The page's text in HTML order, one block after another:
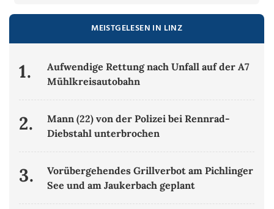
MEISTGELESEN IN LINZ
1.
Aufwendige Rettung nach Unfall auf der A7
Mühlkreisautobahn
2.
Mann (22) von der Polizei bei Rennrad-
Diebstahl unterbrochen
3.
Vorübergehendes Grillverbot am Pichlinger
See und am Jaukerbach geplant